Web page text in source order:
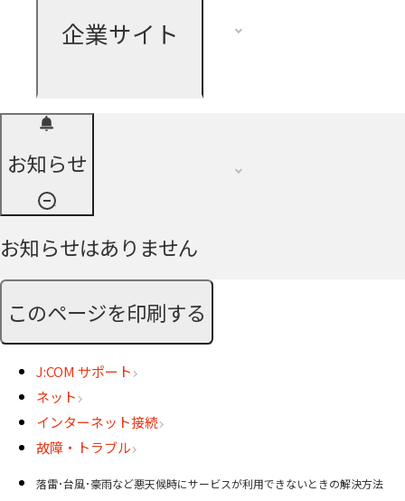
企業サイト
お知らせ
お知らせはありません
このページを印刷する
J:COM サポート
ネット
インターネット接続
故障・トラブル
落雷･台風･豪雨など悪天候時にサービスが利用できないときの解決方法